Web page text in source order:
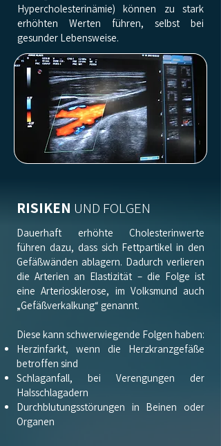
Hypercholesterinämie) können zu stark
erhöhten Werten führen, selbst bei
gesunder Lebensweise.
RISIKEN UND FOLGEN
Dauerhaft erhöhte Cholesterinwerte
führen dazu, dass sich Fettpartikel in den
Gefäßwänden ablagern. Dadurch verlieren
die Arterien an Elastizität – die Folge ist
eine Arteriosklerose, im Volksmund auch
„Gefäßverkalkung“ genannt.
Diese kann schwerwiegende Folgen haben:
Herzinfarkt, wenn die Herzkranzgefäße
betroffen sind
Schlaganfall, bei Verengungen der
Halsschlagadern
Durchblutungsstörungen in Beinen oder
Organen